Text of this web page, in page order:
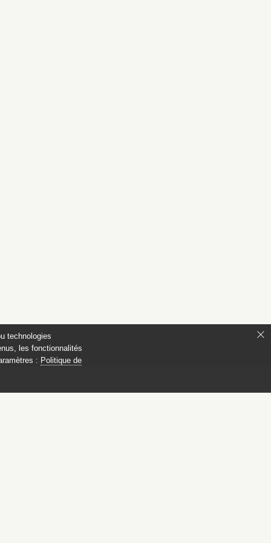
technologies
les fonctionnalités
: Politique de